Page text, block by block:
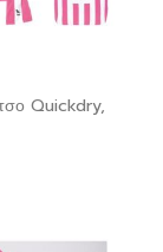
Quickdry,